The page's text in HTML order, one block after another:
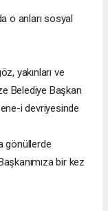
o anları sosyal
yakınları ve
Belediye Başkan
i devriyesinde
gönüllerde
bir kez